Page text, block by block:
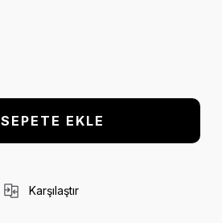
SEPETE EKLE
Karşılaştır